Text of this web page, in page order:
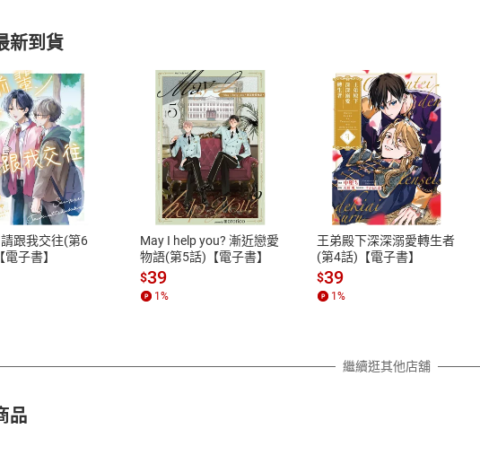
付款方式
轉帳、信用卡、LINE PAY、AFTEE
退換貨規範
本店是否提供消費者保護法七日猶
之權利，遽消費者保護法及通訊交
除權合理例外情事適用準則，依商
質各有不同規定。詳細退換貨說明
照各商品說明。
新到貨
跟我交往(第6
子書】
May I help you? 漸近戀愛
物語(第5話)【電子書】
$39
1 %
王弟殿下深深溺愛轉生者
(第4話)【電子書】
$39
1 %
繼續逛其他店舖
品